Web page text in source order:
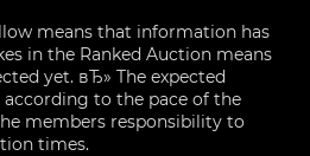
means that information has
in the Ranked Auction means
yet. вЂ» The expected
to the pace of the
members responsibility to
times.